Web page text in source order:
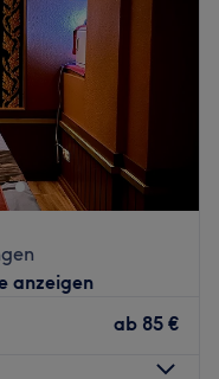
anzeigen
ab 85 €